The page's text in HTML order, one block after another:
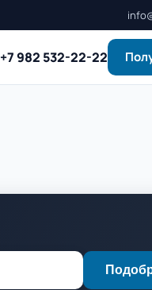
+7 982 532-22-22